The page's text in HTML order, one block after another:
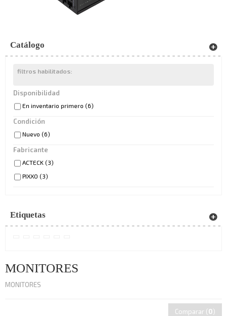
Catálogo
filtros habilitados:
Disponibilidad
En inventario primero (6)
Condición
Nuevo (6)
Fabricante
ACTECK (3)
PIXXO (3)
Etiquetas
MONITORES
MONITORES
Comparar (0)